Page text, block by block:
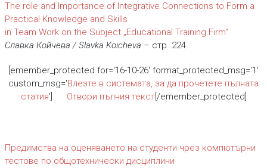
The role and Importance of Integrative Connections to Form a
Practical Knowledge and Skills
in Team Work on the Subject „Educational Training Firm“
Славка Койчева / Slavka Koicheva – стр. 224
[emember_protected for='16-10-26' format_protected_msg='1'
custom_msg='Влезте в системата, за да прочетете пълната
статия'] Отвори пълния текст[/emember_protected]
Предимства на оценяването на студенти чрез компютърни
тестове по общотехнически дисциплини